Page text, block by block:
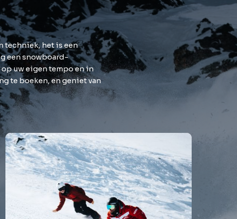
techniek, het is een
een snowboard-
uw eigen tempo en in
te boeken, en geniet van